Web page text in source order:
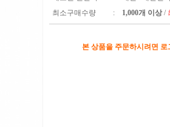
최소구매수량
: 1,000개 이상/
본 상품을 주문하시려면